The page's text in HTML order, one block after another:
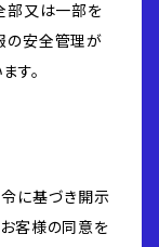
部又は一部を
の安全管理が
す。
に基づき開示
客様の同意を